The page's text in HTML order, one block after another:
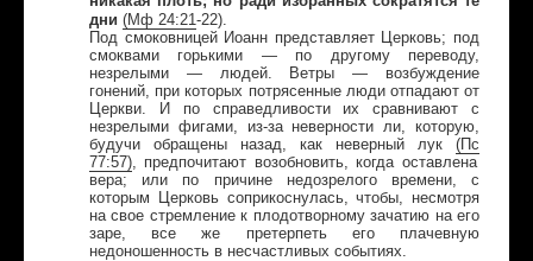
дни (Мф24:21 -22).
Под смоковницей Иоанн представляет Церковь; под
смоквами горькими — по другому переводу,
незрелыми — людей. Ветры — возбуждение
гонений, при которых потрясенные люди отпадают от
Церкви. И по справедливости их сравнивают с
незрелыми фигами, из-за неверности ли, которую,
будучи обращены назад, как неверный лук(Пс
77:57), предпочитают возобновить, когда оставлена
вера; или по причине недозрелого времени, с
которым Церковь соприкоснулась, чтобы, несмотря
на свое стремление к плодотворному зачатию на его
заре, все же претерпеть его плачевную
недоношенность в несчастливых событиях.